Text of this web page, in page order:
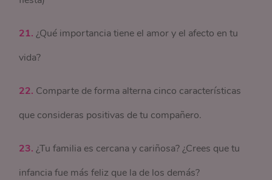
21.¿Qué importancia tiene el amor y el afecto en tu
vida?
22. Comparte de forma alterna cinco características
que consideras positivas de tu compañero.
23. ¿Tu familia es cercana y cariñosa? ¿Crees que tu
infancia fue más feliz que la de los demás?